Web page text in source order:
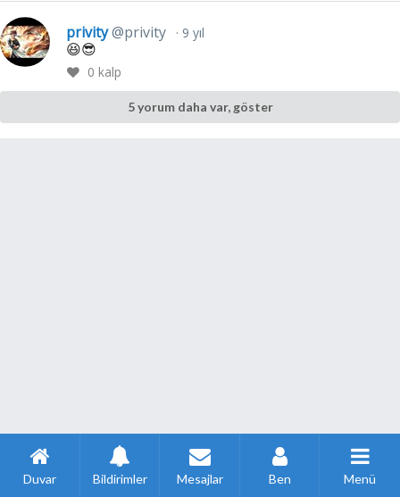
privity@privity 9 yıl
😆😎
0 kalp
5 yorum daha var, göster
Duvar Bildirimler Mesajlar Ben Menü